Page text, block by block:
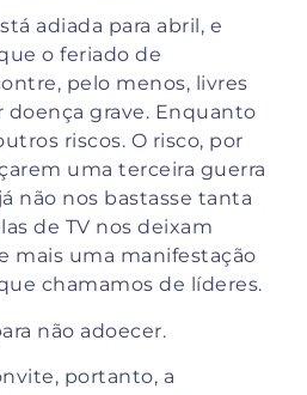
adiada para abril, e
o feriado de
pelo menos, livres
doença grave. Enquanto
riscos. O risco, por
uma terceira guerra
não nos bastasse tanta
de TV nos deixam
mais uma manifestação
chamamos de líderes.
não adoecer.
portanto, a